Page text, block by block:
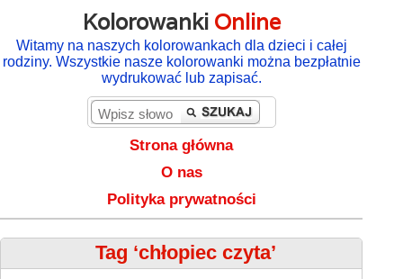
Kolorowanki Online
Witamy na naszych kolorowankach dla dzieci i całej
rodziny. Wszystkie nasze kolorowanki można bezpłatnie
wydrukować lub zapisać.
Strona główna
O nas
Polityka prywatności
Tag ‘chłopiec czyta’